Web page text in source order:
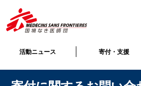
活動ニュース 寄付・支援